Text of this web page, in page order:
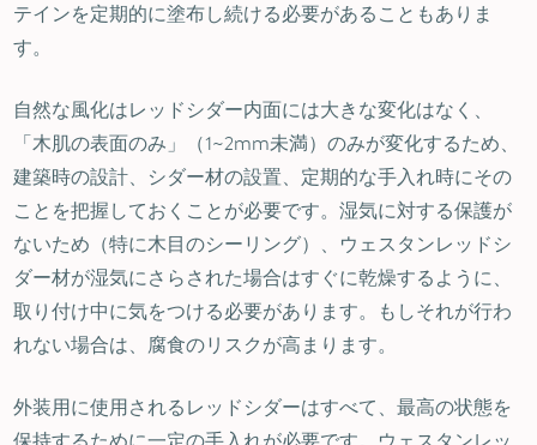
テインを定期的に塗布し続ける必要があることもありま
す。
自然な風化はレッドシダー内面には大きな変化はなく、
「木肌の表面のみ」（1~2mm未満）のみが変化するため、
建築時の設計、シダー材の設置、定期的な手入れ時にその
ことを把握しておくことが必要です。湿気に対する保護が
ないため（特に木目のシーリング）、ウェスタンレッドシ
ダー材が湿気にさらされた場合はすぐに乾燥するように、
取り付け中に気をつける必要があります。もしそれが行わ
れない場合は、腐食のリスクが高まります。
外装用に使用されるレッドシダーはすべて、最高の状態を